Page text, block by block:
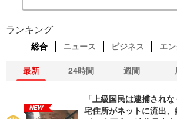
ランキング
総合 ニュース ビジネス エ
最新 24時間 週間
NEW
「上級国民は逮捕され
宅住所がネットに流出